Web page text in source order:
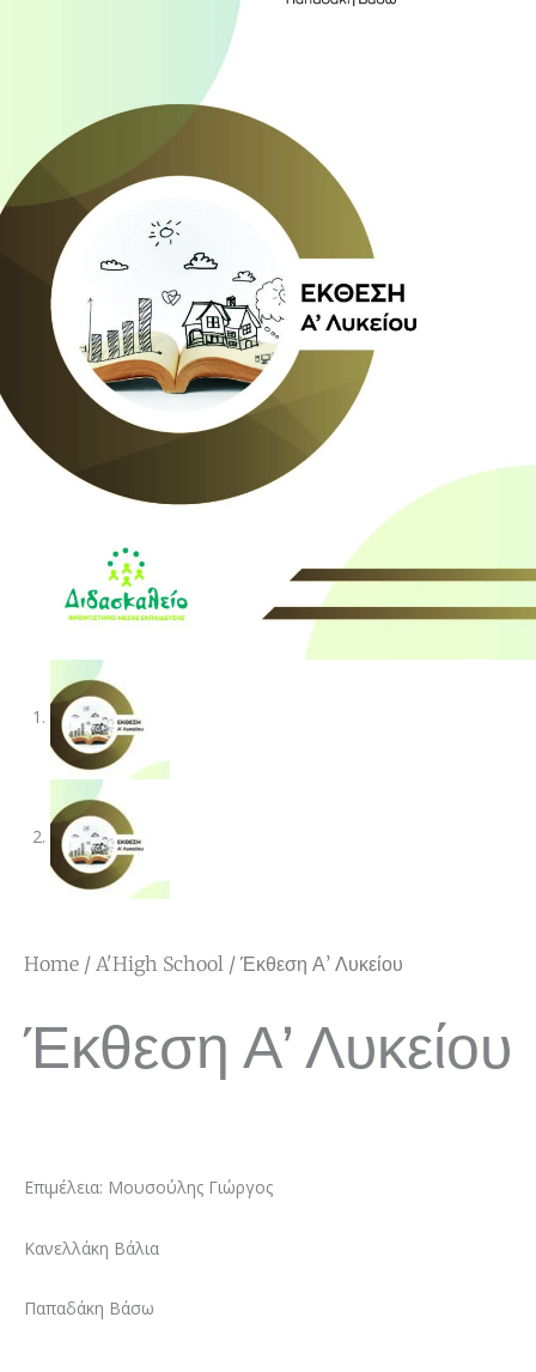
Home / A'High School / Έκθεση Α’ Λυκείου
Έκθεση Α’ Λυκείου
Επιμέλεια: Μουσούλης Γιώργος
Κανελλάκη Βάλια
Παπαδάκη Βάσω